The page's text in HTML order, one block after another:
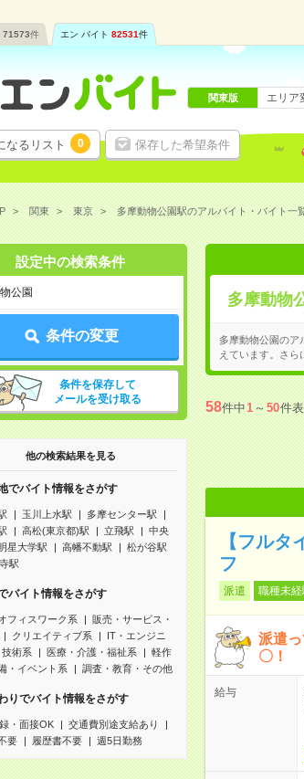
71573件 エン バイト 82531件
なるリスト 0 保存した希望条件
関東版 エリア
関東 東京 多摩動物公園駅のアルバイト・バイト一
設定中の検索条件
公園
条件の変更
条件を保存して
メールを受け取る
他の検索結果を見る
でバイト情報をさがす
玉川上水駅
多摩センター駅
高松(東京都)駅 立飛駅
中央
星大学駅
高幡不動駅
松が谷駅
駅
バイト情報をさがす
フィスワーク系
販売・サービス・
クリエイティブ系
IT・エンジニ
技術系 医療・介護・福祉系
軽作
・イベント系
調査・教育・その他
りでバイト情報をさがす
・面接OK
交通費別途支給あり
要
履歴書不要 週5日勤務
多摩動物
多摩動物公園のア
えています。さら
58件中1～50件
【フル
フ
派遣 職種未経
派遣
〇！
給与